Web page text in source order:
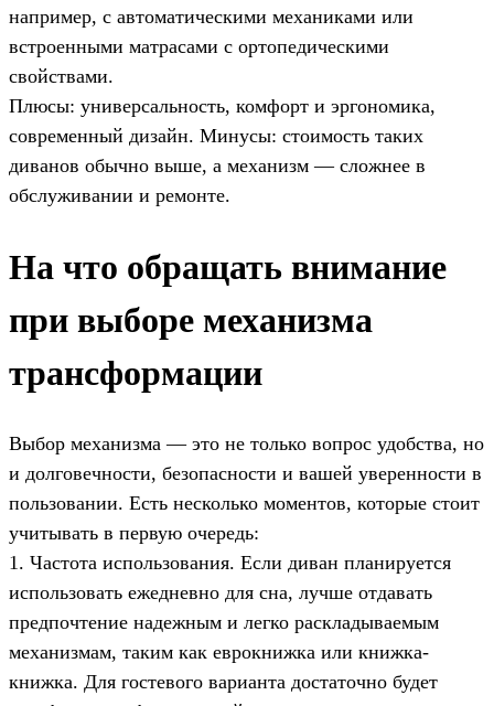
например, с автоматическими механиками или
встроенными матрасами с ортопедическими
свойствами.
Плюсы: универсальность, комфорт и эргономика,
современный дизайн. Минусы: стоимость таких
диванов обычно выше, а механизм — сложнее в
обслуживании и ремонте.
На что обращать внимание
при выборе механизма
трансформации
Выбор механизма — это не только вопрос удобства, но
и долговечности, безопасности и вашей уверенности в
пользовании. Есть несколько моментов, которые стоит
учитывать в первую очередь:
1. Частота использования. Если диван планируется
использовать ежедневно для сна, лучше отдавать
предпочтение надежным и легко раскладываемым
механизмам, таким как еврокнижка или книжка-
книжка. Для гостевого варианта достаточно будет